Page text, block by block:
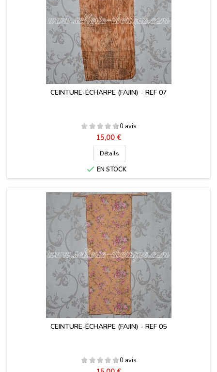
CEINTURE-ÉCHARPE (FAJIN) - REF 07
0 avis
Prix
15,00 €
Détails
 EN STOCK
CEINTURE-ÉCHARPE (FAJIN) - REF 05
0 avis